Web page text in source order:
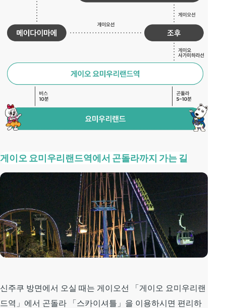
게이오 요미우리랜드역에서 곤돌라까지 가는 길
신주쿠 방면에서 오실 때는 게이오선 「게이오 요미우리랜
드역」에서 곤돌라 「스카이셔틀」을 이용하시면 편리하